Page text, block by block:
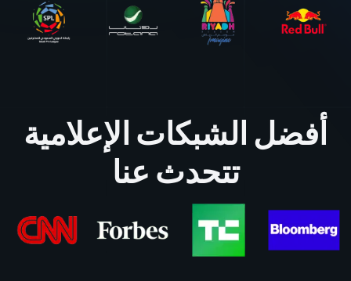
أفضل الشبكات الإعلامية
تتحدث عنا